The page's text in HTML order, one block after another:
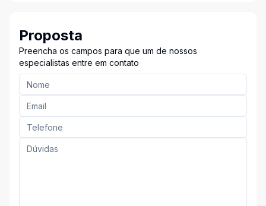
Proposta
Preencha os campos para que um de nossos
especialistas entre em contato